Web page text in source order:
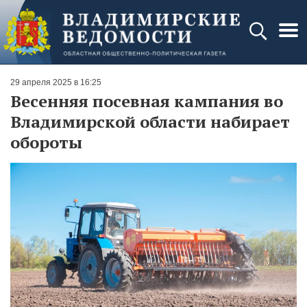
29 апреля 2025 в 16:25
Весенняя посевная кампания во
Владимирской области набирает
обороты